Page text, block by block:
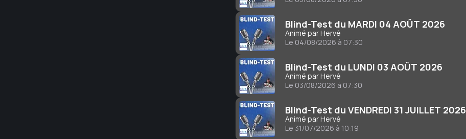
Blind-Test du MARDI 04 AOÛT 2026
Animé par Hervé
Le 04/08/2026 à 07:30
Blind-Test du LUNDI 03 AOÛT 2026
Animé par Hervé
Le 03/08/2026 à 07:30
Blind-Test du VENDREDI 31 JUILLET 2026
Animé par Hervé
Le 31/07/2026 à 10:19